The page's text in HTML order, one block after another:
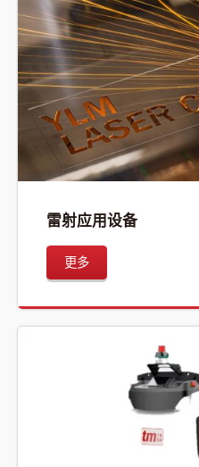
雷射应用设备
更多